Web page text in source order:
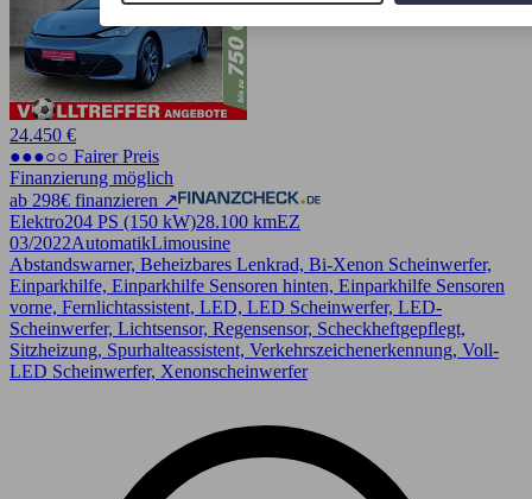
24.450 €
●●●○○ Fairer Preis
Finanzierung möglich
ab 298€ finanzieren ↗
Elektro204 PS (150 kW)28.100 kmEZ
03/2022AutomatikLimousine
Abstandswarner, Beheizbares Lenkrad, Bi-Xenon Scheinwerfer,
Einparkhilfe, Einparkhilfe Sensoren hinten, Einparkhilfe Sensoren
vorne, Fernlichtassistent, LED, LED Scheinwerfer, LED-
Scheinwerfer, Lichtsensor, Regensensor, Scheckheftgepflegt,
Sitzheizung, Spurhalteassistent, Verkehrszeichenerkennung, Voll-
LED Scheinwerfer, Xenonscheinwerfer